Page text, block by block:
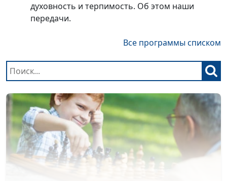
духовность и терпимость. Об этом наши
передачи.
Все программы списком